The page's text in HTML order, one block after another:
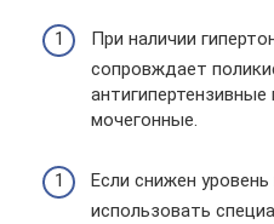
При наличии
сопровждает
мочегонные.
Если снижен
использовать